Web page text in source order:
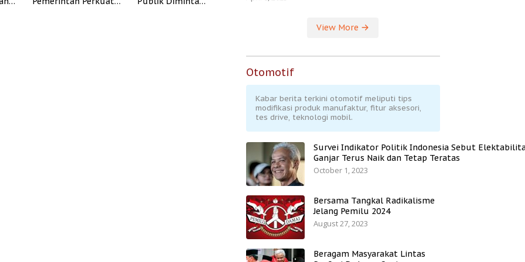
View More
Otomotif
Kabar berita terkini otomotif meliputi tips
modifikasi produk manufaktur, fitur aksesori,
tes drive, teknologi mobil.
Survei Indikator Politik Indonesia Sebut
Ganjar Terus Naik dan Tetap Teratas
October 1, 2023
Bersama Tangkal Radikalisme
Jelang Pemilu 2024
August 27, 2023
Beragam Masyarakat Lintas